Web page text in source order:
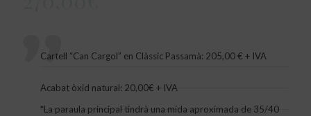
Cartell “Can Cargol” en Clàssic Passamà: 205,00 € + IVA
Acabat òxid natural: 20,00€ + IVA
*La paraula principal tindrà una mida aproximada de 35/40